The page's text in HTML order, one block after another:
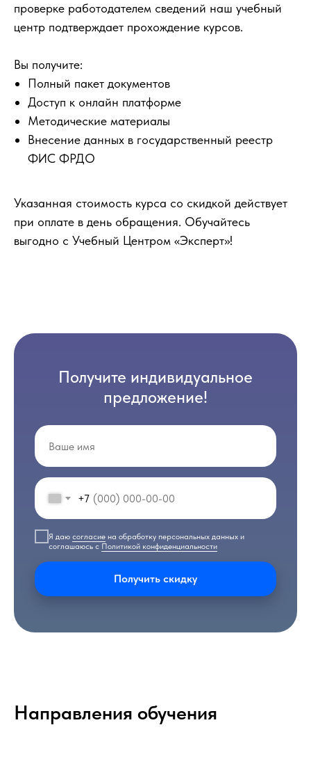
проверке работодателем сведений наш учебный
центр подтверждает прохождение курсов.
Вы получите:
Полный пакет документов
Доступ к онлайн платформе
Методические материалы
Внесение данных в государственный реестр
ФИС ФРДО
Указанная стоимость курса со скидкой действует
при оплате в день обращения. Обучайтесь
выгодно с Учебный Центром «Эксперт»!
Получите индивидуальное
предложение!
+7
Я даю согласие на обработку персональных данных и
соглашаюсь с Политикой конфиденциальности
Получить скидку
Направления обучения